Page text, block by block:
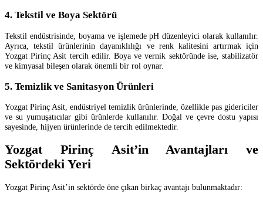
4. Tekstil ve Boya Sektörü
Tekstil endüstrisinde, boyama ve işlemede pH düzenleyici olarak kullanılır.
Ayrıca, tekstil ürünlerinin dayanıklılığı ve renk kalitesini artırmak için
Yozgat Pirinç Asit tercih edilir. Boya ve vernik sektöründe ise, stabilizatör
ve kimyasal bileşen olarak önemli bir rol oynar.
5. Temizlik ve Sanitasyon Ürünleri
Yozgat Pirinç Asit, endüstriyel temizlik ürünlerinde, özellikle pas gidericiler
ve su yumuşatıcılar gibi ürünlerde kullanılır. Doğal ve çevre dostu yapısı
sayesinde, hijyen ürünlerinde de tercih edilmektedir.
Yozgat Pirinç Asit’in Avantajları ve
Sektördeki Yeri
Yozgat Pirinç Asit’in sektörde öne çıkan birkaç avantajı bulunmaktadır: